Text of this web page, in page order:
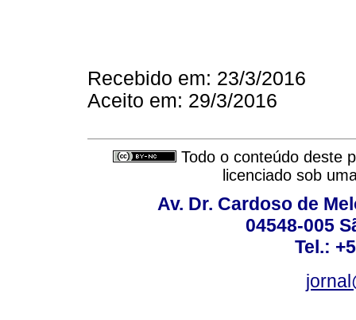
Recebido em: 23/3/2016
Aceito em: 29/3/2016
Todo o conteúdo deste
licenciado sob
Av. Dr. Cardoso de
04548-005
Tel.: